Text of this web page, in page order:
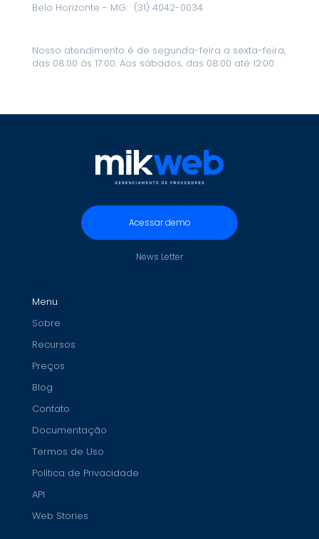
Belo Horizonte - MG: (31) 4042-0034
Nosso atendimento é de segunda-feira a sexta-feira,
das 08:00 às 17:00. Aos sábados, das 08:00 até 12:00.
Acessar demo
News Letter
Menu
Sobre
Recursos
Preços
Blog
Contato
Documentação
Termos de Uso
Política de Privacidade
API
Web Stories